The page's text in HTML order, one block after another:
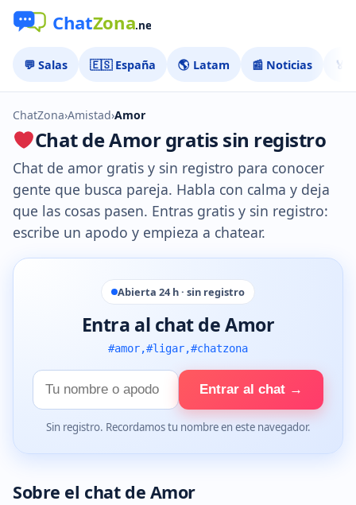
💬 Salas 🇪🇸 España 🌎 Latam 📰 Noticias 🏅
ChatZona›Amistad›Amor
Chat de Amor gratis sin registro
Chat de amor gratis y sin registro para conocer
gente que busca pareja. Habla con calma y deja
que las cosas pasen. Entras gratis y sin registro:
escribe un apodo y empieza a chatear.
Abierta 24 h · sin registro
Entra al chat de Amor
#amor,#ligar,#chatzona
Tu
nombre
Entrar al chat →
Sin registro. Recordamos tu nombre en este navegador.
Sobre el chat de Amor